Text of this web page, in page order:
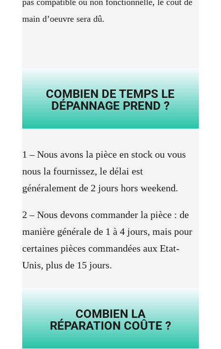
pas compatible ou non fonctionnelle, le coût de
main d’oeuvre sera dû.
COMBIEN DE TEMPS LE
DÉPANNAGE PREND ?
1 – Nous avons la pièce en stock ou vous
nous la fournissez, le délai est
généralement de 2 jours hors weekend.
2 – Nous devons commander la pièce : de
manière générale de 1 à 4 jours, mais pour
certaines pièces commandées aux Etat-
Unis, plus de 15 jours.
COMBIEN LA
RÉPARATION COÛTE ?